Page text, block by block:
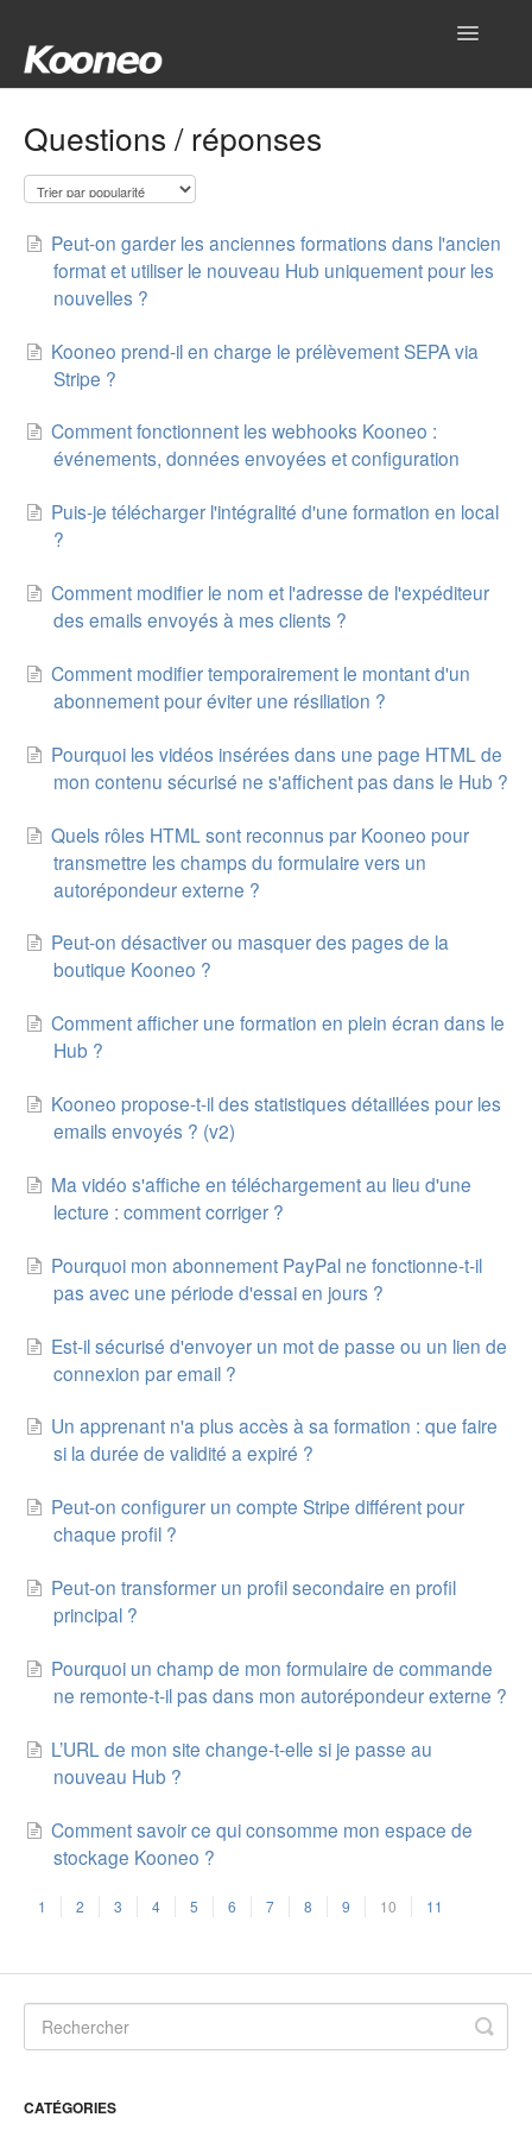
Toggle
Outils
Hub
Mon compte
Questions / réponses
Peut-on garder les anciennes formations dans l'ancien
format et utiliser le nouveau Hub uniquement pour les
nouvelles ?
Kooneo prend-il en charge le prélèvement SEPA via
Stripe ?
Comment fonctionnent les webhooks Kooneo :
événements, données envoyées et configuration
Puis-je télécharger l'intégralité d'une formation en local
?
Comment modifier le nom et l'adresse de l'expéditeur
des emails envoyés à mes clients ?
Comment modifier temporairement le montant d'un
abonnement pour éviter une résiliation ?
Pourquoi les vidéos insérées dans une page HTML de
mon contenu sécurisé ne s'affichent pas dans le Hub ?
Quels rôles HTML sont reconnus par Kooneo pour
transmettre les champs du formulaire vers un
autorépondeur externe ?
Peut-on désactiver ou masquer des pages de la
boutique Kooneo ?
Comment afficher une formation en plein écran dans le
Hub ?
Kooneo propose-t-il des statistiques détaillées pour les
emails envoyés ? (v2)
Ma vidéo s'affiche en téléchargement au lieu d'une
lecture : comment corriger ?
Pourquoi mon abonnement PayPal ne fonctionne-t-il
pas avec une période d'essai en jours ?
Est-il sécurisé d'envoyer un mot de passe ou un lien de
connexion par email ?
Un apprenant n'a plus accès à sa formation : que faire
si la durée de validité a expiré ?
Peut-on configurer un compte Stripe différent pour
chaque profil ?
Peut-on transformer un profil secondaire en profil
principal ?
Pourquoi un champ de mon formulaire de commande
ne remonte-t-il pas dans mon autorépondeur externe ?
L’URL de mon site change-t-elle si je passe au
nouveau Hub ?
Comment savoir ce qui consomme mon espace de
stockage Kooneo ?
1 2 3 4 5 6 7 8 9 10 11
CATÉGORIES